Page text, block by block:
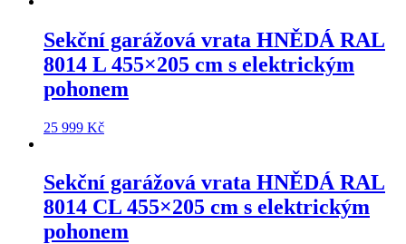
Sekční garážová vrata HNĚDÁ RAL
8014 L 455×205 cm s elektrickým
pohonem
25 999 Kč
Sekční garážová vrata HNĚDÁ RAL
8014 CL 455×205 cm s elektrickým
pohonem